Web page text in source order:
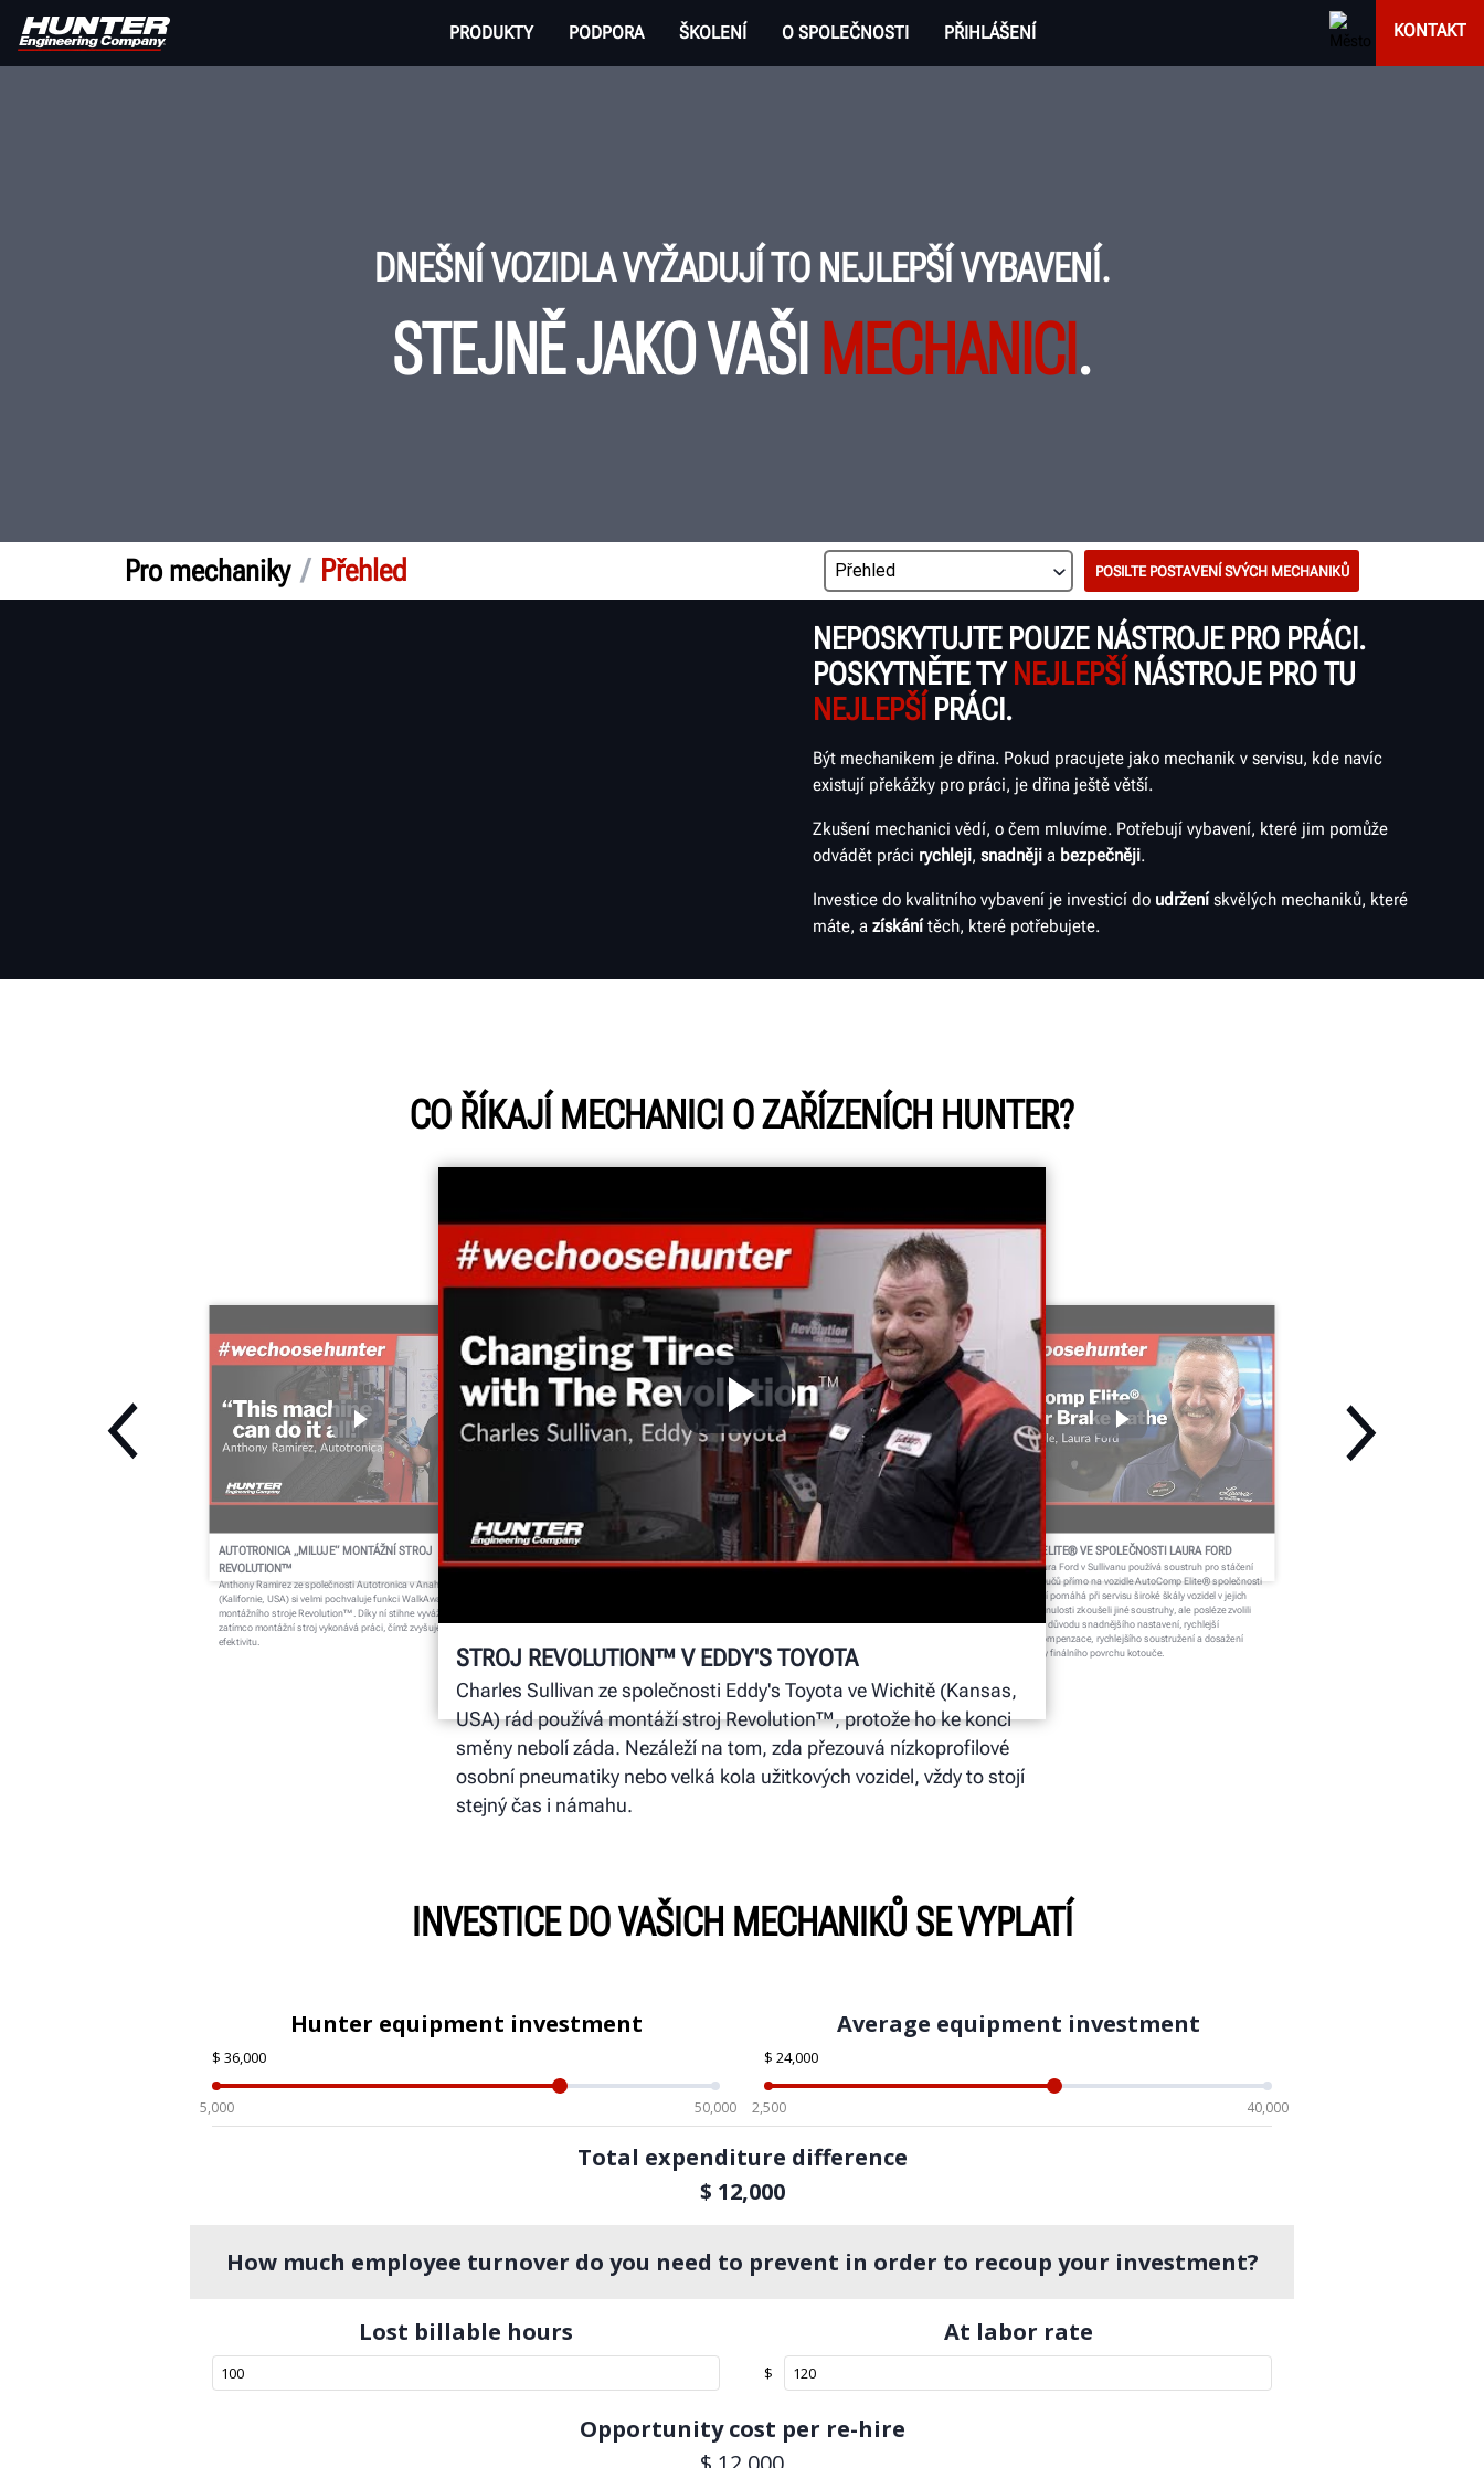
PRODUKTY PODPORA ŠKOLENÍ O SPOLEČNOSTI PŘIHLÁŠENÍ KONTAKT
DNEŠNÍ VOZIDLA VYŽADUJÍ TO NEJLEPŠÍ VYBAVENÍ.
STEJNĚ JAKO VAŠIMECHANICI.
Pro mechaniky / Přehled POSILTE POSTAVENÍ SVÝCH MECHANIKŮ
NEPOSKYTUJTE POUZE NÁSTROJE PRO PRÁCI.
POSKYTNĚTE TY NEJLEPŠÍ NÁSTROJE PRO TU
NEJLEPŠÍ PRÁCI.
Být mechanikem je dřina. Pokud pracujete jako mechanik v servisu, kde navíc
existují překážky pro práci, je dřina ještě větší.
Zkušení mechanici vědí, o čem mluvíme. Potřebují vybavení, které jim pomůže
odvádět práci rychleji, snadněji a bezpečněji.
Investice do kvalitního vybavení je investicí do udrženískvělých mechaniků, které
máte, a získánítěch, které potřebujete.
CO ŘÍKAJÍ MECHANICI O ZAŘÍZENÍCH HUNTER?
STROJ REVOLUTION™ V EDDY'S TOYOTA
Charles Sullivan ze společnosti Eddy's Toyota ve Wichitě (Kansas,
USA) rád používá montáží stroj Revolution™, protože ho ke konci
směny nebolí záda. Nezáleží na tom, zda přezouvá nízkoprofilové
osobní pneumatiky nebo velká kola užitkových vozidel, vždy to stojí
stejný čas i námahu.
AUTOCOMP ELITE® VE SPOLEČNOSTI LAURA FORD
Společnost Laura Ford v Sullivanu používá soustruh pro stáčení
brzdových kotoučů přímo na vozidle AutoComp Elite® společnosti
Hunter. Zařízení pomáhá při servisu široké škály vozidel v jejich
dealerství. V minulosti zkoušeli jiné soustruhy, ale posléze zvolili
soustruh ACE z důvodu snadnějšího nastavení, rychlejší
automatické kompenzace, rychlejšího soustružení a dosažení
vynikající kvality finálního povrchu kotouče.
AUTOTRONICA „MILUJE“ MONTÁŽNÍ STROJ
REVOLUTION™
Anthony Ramirez ze společnosti Autotronica v Anaheimu
(Kalifornie, USA) si velmi pochvaluje funkci WalkAway™ u
montážního stroje Revolution™. Díky ní stihne vyvážit kolo,
zatímco montážní stroj vykonává práci, čímž zvyšuje produktivitu a
efektivitu.
INVESTICE DO VAŠICH MECHANIKŮ SE VYPLATÍ